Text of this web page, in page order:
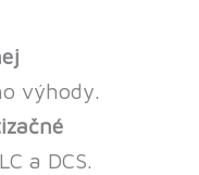
výhody.
a DCS.